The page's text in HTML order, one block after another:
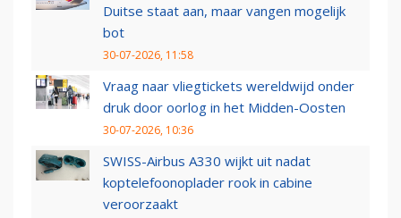
Duitse staat aan, maar vangen mogelijk
bot
30-07-2026, 11:58
Vraag naar vliegtickets wereldwijd onder
druk door oorlog in het Midden-Oosten
30-07-2026, 10:36
SWISS-Airbus A330 wijkt uit nadat
koptelefoonoplader rook in cabine
veroorzaakt